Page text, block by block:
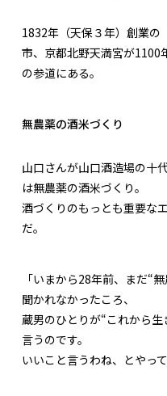
1832年（天保３年）創業の
市、京都北野天満宮が1100
の参道にある。
無農薬の酒米づくり
山口さんが山口酒造場の十
は無農薬の酒米づくり。
酒づくりのもっとも重要な
だ。
「いまから28年前、まだ“
聞かれなかったころ、
蔵男のひとりが“これから
言うのです。
いいこと言うわね、とやっ